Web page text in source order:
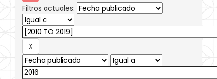
Filtros actuales: